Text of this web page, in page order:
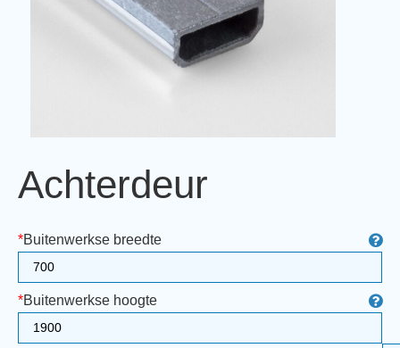
Achterdeur
*Buitenwerkse breedte
*Buitenwerkse hoogte